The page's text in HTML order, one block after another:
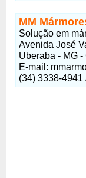
MM
Solução em
Avenida José
Uberaba - MG
E-mail:
(34) 3338-